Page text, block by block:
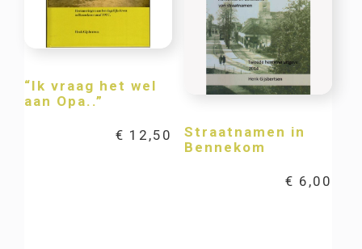
“Ik vraag het wel
aan Opa..”
€ 12,50
Straatnamen in
Bennekom
€ 6,00